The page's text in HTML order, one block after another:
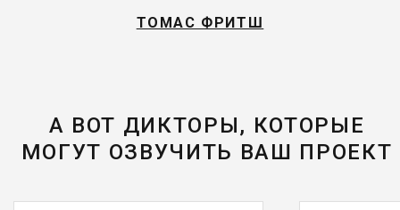
ТОМАС ФРИТШ
А ВОТ ДИКТОРЫ, КОТОРЫЕ
МОГУТ ОЗВУЧИТЬ ВАШ ПРОЕКТ